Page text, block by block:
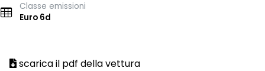
Classe emissioni
Euro 6d
scarica il pdf della vettura